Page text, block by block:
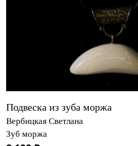
Подвеска из зуба моржа
Вербицкая Светлана
Зуб моржа